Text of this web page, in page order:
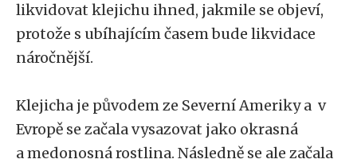
likvidovat klejichu ihned, jakmile se objeví,
protože s ubíhajícím časem bude likvidace
náročnější.
Klejicha je původem ze Severní Ameriky a v
Evropě se začala vysazovat jako okrasná
a medonosná rostlina. Následně se ale začala